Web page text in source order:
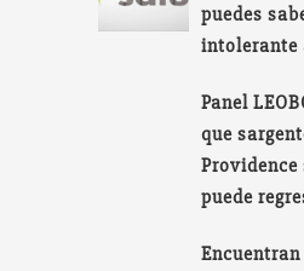
puedes
intolerante
Panel
que
Providence
puede